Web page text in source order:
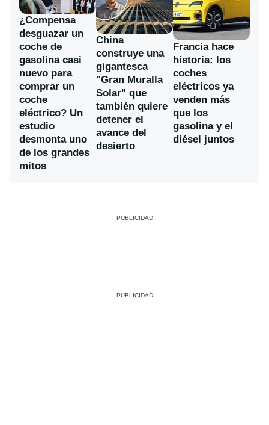
¿Compensa
desguazar un
coche de
gasolina casi
nuevo para
comprar un
coche
eléctrico? Un
estudio
desmonta uno
de los grandes
mitos
China
construye una
gigantesca
"Gran Muralla
Solar" que
también quiere
detener el
avance del
desierto
Francia hace
historia: los
coches
eléctricos ya
venden más
que los
gasolina y el
diésel juntos